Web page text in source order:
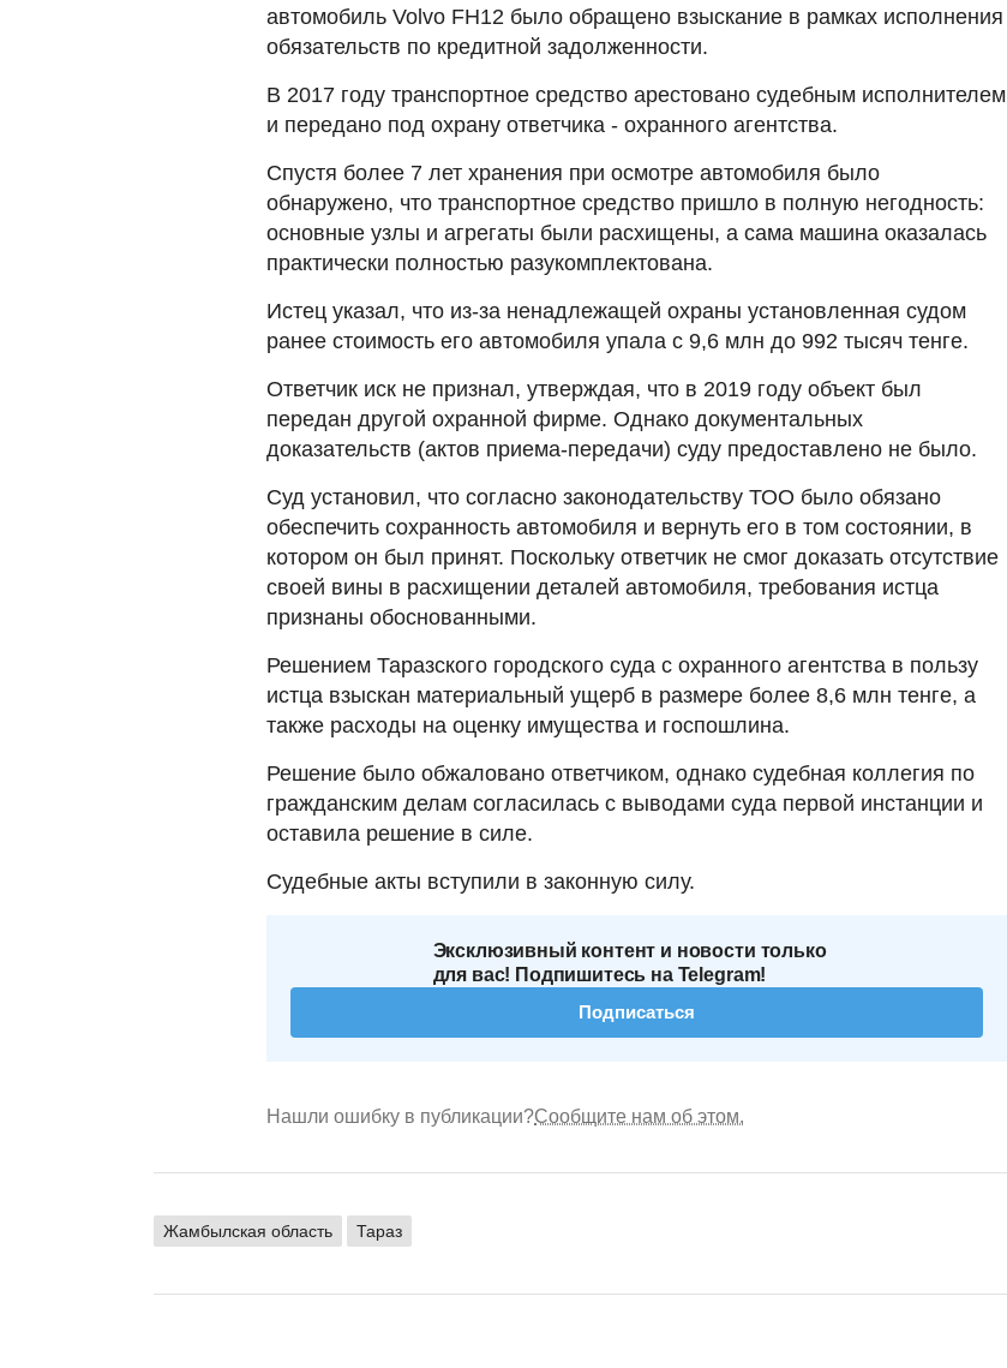
автомобиль Volvo FH12 было обращено взыскание в рамках исполнения
обязательств по кредитной задолженности.
В 2017 году транспортное средство арестовано судебным исполнителем
и передано под охрану ответчика - охранного агентства.
Спустя более 7 лет хранения при осмотре автомобиля было
обнаружено, что транспортное средство пришло в полную негодность:
основные узлы и агрегаты были расхищены, а сама машина оказалась
практически полностью разукомплектована.
Истец указал, что из-за ненадлежащей охраны установленная судом
ранее стоимость его автомобиля упала с 9,6 млн до 992 тысяч тенге.
Ответчик иск не признал, утверждая, что в 2019 году объект был
передан другой охранной фирме. Однако документальных
доказательств (актов приема-передачи) суду предоставлено не было.
Суд установил, что согласно законодательству ТОО было обязано
обеспечить сохранность автомобиля и вернуть его в том состоянии, в
котором он был принят. Поскольку ответчик не смог доказать отсутствие
своей вины в расхищении деталей автомобиля, требования истца
признаны обоснованными.
Решением Таразского городского суда с охранного агентства в пользу
истца взыскан материальный ущерб в размере более 8,6 млн тенге, а
также расходы на оценку имущества и госпошлина.
Решение было обжаловано ответчиком, однако судебная коллегия по
гражданским делам согласилась с выводами суда первой инстанции и
оставила решение в силе.
Судебные акты вступили в законную силу.
Эксклюзивный контент и новости только
для вас! Подпишитесь на Telegram!
Подписаться
Нашли ошибку в публикации?Сообщите нам об этом.
Жамбылская область Тараз